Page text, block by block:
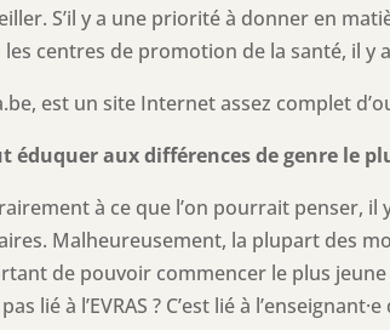
S’il y a une priorité à donner en
les centres de promotion de la santé, il y
est un site Internet assez complet
éduquer aux différences de genre le
à ce que l’on pourrait penser,
Malheureusement, la plupart des
de pouvoir commencer le plus
pas lié à l’EVRAS ? C’est lié à